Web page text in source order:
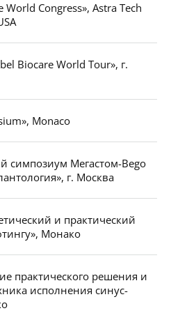
Congress», Astra Tech
Biocare World Tour», г.
Monaco
симпозиум Мегастом-Bego
г. Москва
и практический
Монако
практического решения и
исполнения синус-